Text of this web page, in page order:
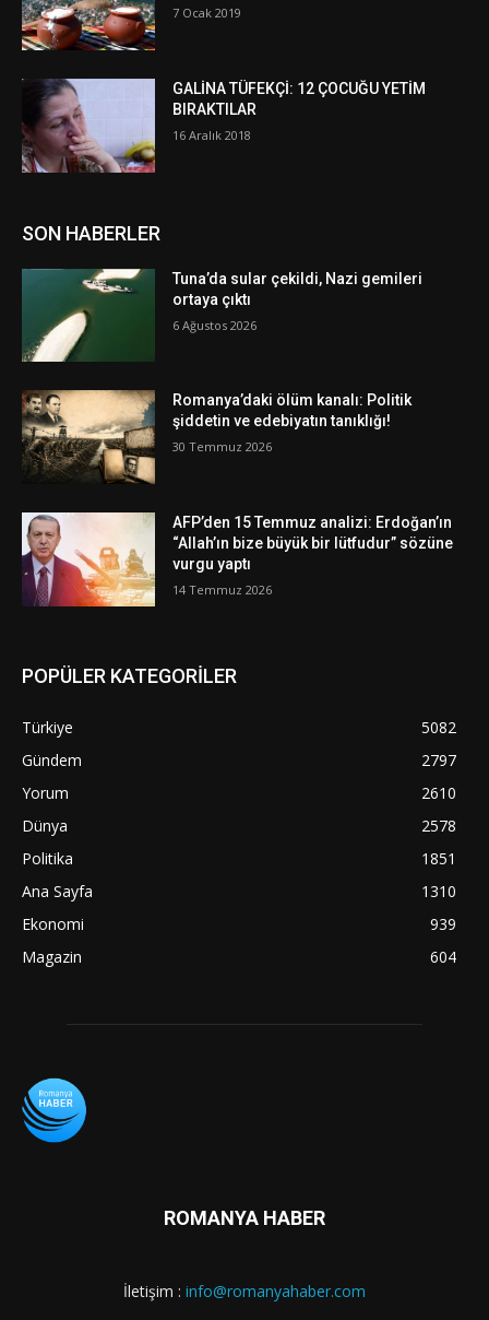
7 Ocak 2019
GALİNA TÜFEKÇİ: 12 ÇOCUĞU YETİM
BIRAKTILAR
16 Aralık 2018
SON HABERLER
Tuna’da sular çekildi, Nazi gemileri
ortaya çıktı
6 Ağustos 2026
Romanya’daki ölüm kanalı: Politik
şiddetin ve edebiyatın tanıklığı!
30 Temmuz 2026
AFP’den 15 Temmuz analizi: Erdoğan’ın
“Allah’ın bize büyük bir lütfudur” sözüne
vurgu yaptı
14 Temmuz 2026
POPÜLER KATEGORİLER
Türkiye
5082
Gündem
2797
Yorum
2610
Dünya
2578
Politika
1851
Ana Sayfa
1310
Ekonomi
939
Magazin
604
ROMANYA HABER
İletişim : info@romanyahaber.com